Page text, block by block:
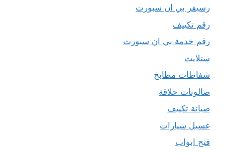
رسيفر بي ان سبورت
رقم تكييف
رقم خدمة بي ان سبورت
ستلايت
شفاطات مطابخ
صالونات حلاقة
صيانة تكييف
غسيل سيارات
فتح ابواب